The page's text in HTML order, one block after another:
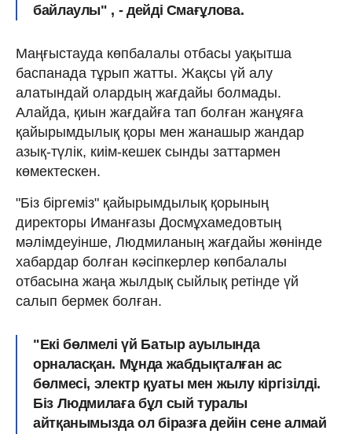
байлаулы" , - дейді Смағұлова.
Маңғыстауда көпбалалы отбасы уақытша
баспанада тұрып жатты. Жақсы үй алу
алатындай олардың жағдайы болмады.
Алайда, қиын жағдайға тап болған жанұяға
қайырымдылық қоры мен жанашыр жандар
азық-түлік, киім-кешек сынды заттармен
көмектескен.
"Біз біргеміз" қайырымдылық қорының
директоры Иманғазы Досмұхамедовтың
мәлімдеуінше, Людмиланың жағдайы жөнінде
хабардар болған кәсіпкерлер көпбалалы
отбасына жаңа жылдық сыйлық ретінде үй
салып бермек болған.
"Екі бөлмелі үй Батыр ауылында
орналасқан. Мұнда жабдықталған ас
бөлмесі, электр қуаты мен жылу кіргізілді.
Біз Людмилаға бұл сый туралы
айтқанымызда ол біразға дейін сене алмай